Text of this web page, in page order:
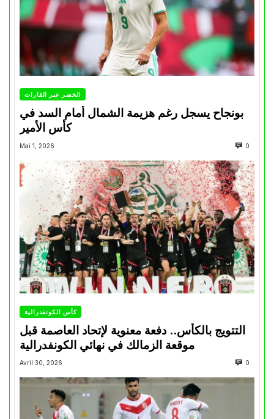
الخضر عبر القارات
بونجاح يسجل رغم هزيمة الشمال أمام السد في
كأس الأمير
Mai 1, 2026 0
كأس الكونفدرالية
التتويج بالكأس.. دفعة معنوية لإتحاد العاصمة قبل
موقعة الزمالك في نهائي الكونفدرالية
Avril 30, 2026 0